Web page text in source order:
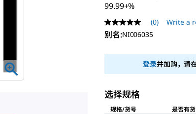
99.99+%
No
rating
value
page
(0) Write a
别名:NI006035
登录并加购，请
选择规格
规格/货号
是否有货